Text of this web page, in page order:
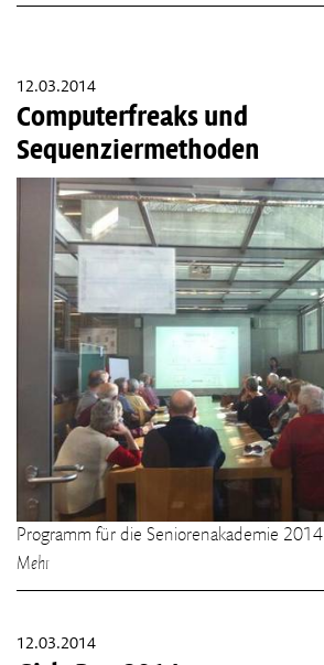
12.03.2014
Computerfreaks und
Sequenziermethoden
Programm für die Seniorenakademie 2014
Mehr
12.03.2014